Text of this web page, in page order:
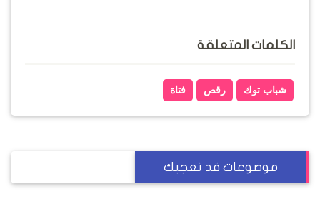
الكلمات المتعلقة
شباب توك رقص فتاة
موضوعات قد تعجبك